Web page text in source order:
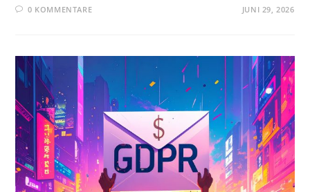
0 KOMMENTARE JUNI 29, 2026